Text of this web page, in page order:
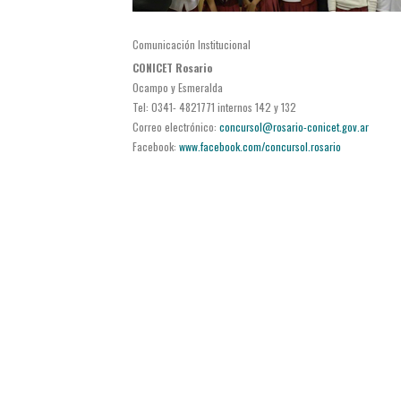
Comunicación Institucional
CONICET Rosario
Ocampo y Esmeralda
Tel: 0341- 4821771 internos 142 y 132
Correo electrónico: concursol@rosario-conicet.gov.ar
Facebook: www.facebook.com/concursol.rosario